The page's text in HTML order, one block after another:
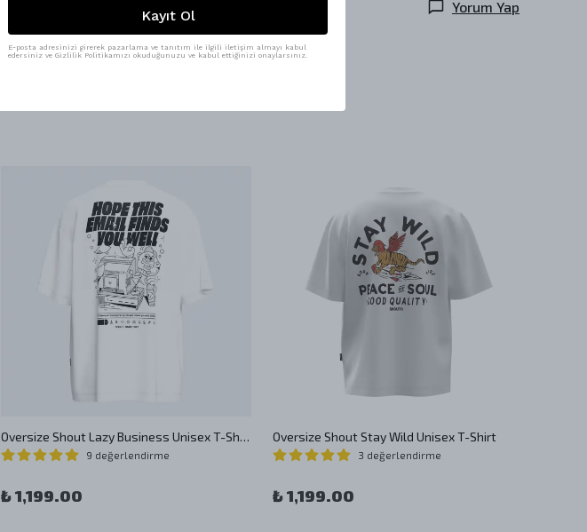
Yorum Yap
Oversize Shout Lazy Business Unisex T-Shirt
9 değerlendirme
₺ 1,199.00
Oversize Shout Stay Wild Unisex T-Shirt
3 değerlendirme
₺ 1,199.00
Kayıt Ol
E-posta adresinizi girerek pazarlama ve tanıtım ile ilgili iletişim almayı kabul
edersiniz ve Gizlilik Politikamızı okuduğunuzu ve kabul ettiğinizi onaylarsınız.